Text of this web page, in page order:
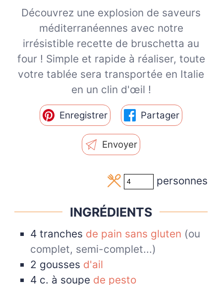
Découvrez une explosion de saveurs
méditerranéennes avec notre
irrésistible recette de bruschetta au
four ! Simple et rapide à réaliser, toute
votre tablée sera transportée en Italie
en un clin d'œil !
Enregistrer Partager
Envoyer
personnes
INGRÉDIENTS
4 tranches de pain sans gluten (ou
complet, semi-complet...)
2 gousses d'ail
4 c. à soupe de pesto